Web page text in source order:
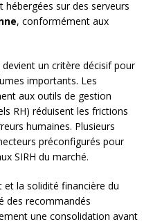
sur des serveurs
, conformément aux
devient un critère décisif pour
importants. Les
aux outils de gestion
RH) réduisent les frictions
humaines. Plusieurs
préconfigurés pour
SIRH du marché.
et la solidité financière du
des recommandés
une consolidation avant